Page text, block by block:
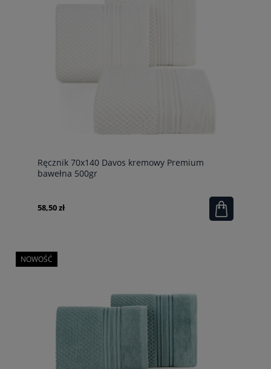
Ręcznik 70x140 Davos kremowy Premium
bawełna 500gr
58,50 zł
NOWOŚĆ